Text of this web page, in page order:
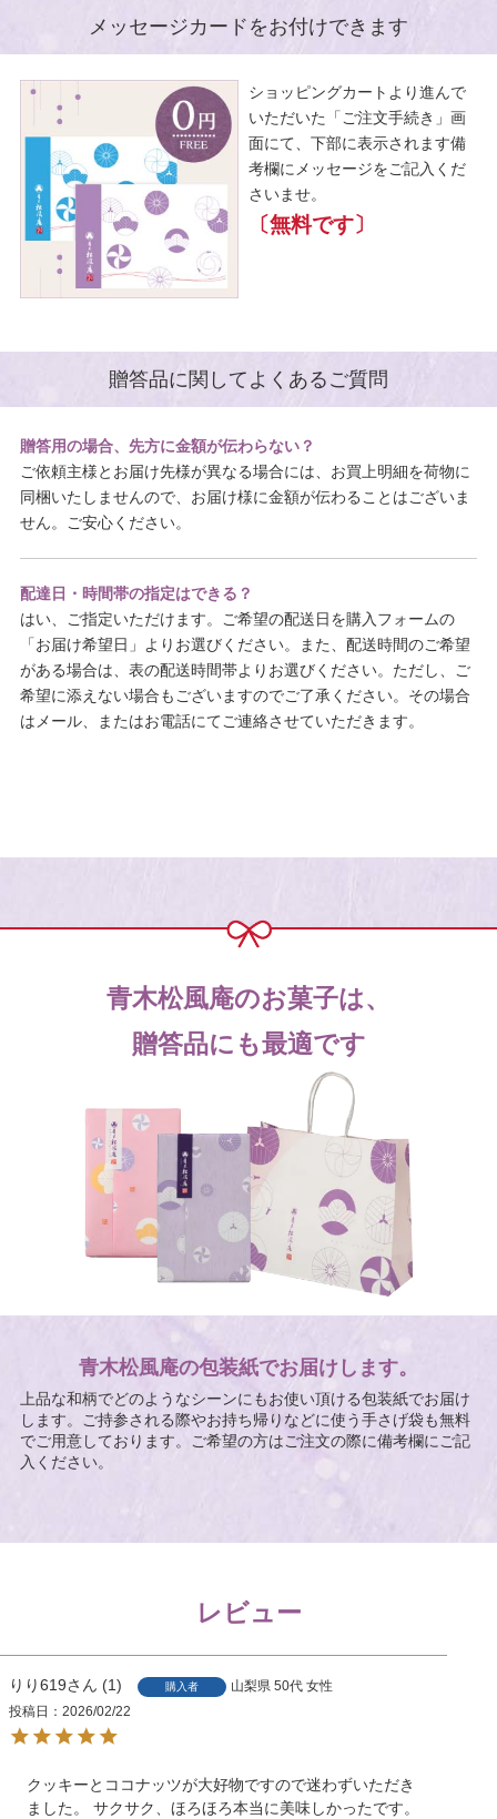
メッセージカードをお付けできます
ショッピングカートより進んで
いただいた「ご注文手続き」画
面にて、下部に表示されます備
考欄にメッセージをご記入くだ
さいませ。
〔無料です〕
贈答品に関してよくあるご質問
贈答用の場合、先方に金額が伝わらない？
ご依頼主様とお届け先様が異なる場合には、お買上明細を荷物に
同梱いたしませんので、お届け様に金額が伝わることはございま
せん。ご安心ください。
配達日・時間帯の指定はできる？
はい、ご指定いただけます。ご希望の配送日を購入フォームの
「お届け希望日」よりお選びください。また、配送時間のご希望
がある場合は、表の配送時間帯よりお選びください。ただし、ご
希望に添えない場合もございますのでご了承ください。その場合
はメール、またはお電話にてご連絡させていただきます。
青木松風庵のお菓子は、
贈答品にも最適です
青木松風庵の包装紙でお届けします。
上品な和柄でどのようなシーンにもお使い頂ける包装紙でお届け
します。ご持参される際やお持ち帰りなどに使う手さげ袋も無料
でご用意しております。ご希望の方はご注文の際に備考欄にご記
入ください。
レビュー
りり619 1 購入者 山梨県 50代 女性
投稿日
2026/02/22
クッキーとココナッツが大好物ですので迷わずいただき
ました。 サクサク、ほろほろ本当に美味しかったです。